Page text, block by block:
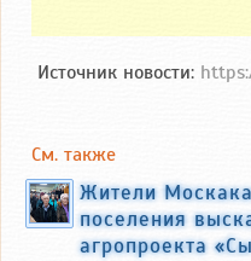
Источник новости:
См. также
Жители
поселения
агропроекта